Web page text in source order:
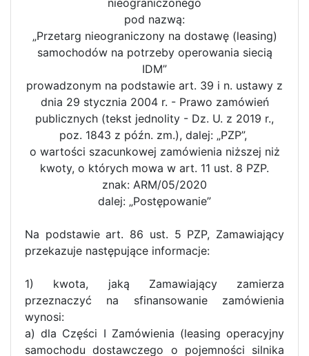
pod nazwą:
„Przetarg nieograniczony na dostawę (leasing)
samochodów na potrzeby operowania siecią
IDM”
prowadzonym na podstawie art. 39 i n. ustawy z
dnia 29 stycznia 2004 r. - Prawo zamówień
publicznych (tekst jednolity - Dz. U. z 2019 r.,
poz. 1843 z późn. zm.), dalej: „PZP”,
o wartości szacunkowej zamówienia niższej niż
kwoty, o których mowa w art. 11 ust. 8 PZP.
znak: ARM/05/2020
dalej: „Postępowanie”
Na podstawie art. 86 ust. 5 PZP, Zamawiający
przekazuje następujące informacje:
1) kwota, jaką Zamawiający zamierza
przeznaczyć na sfinansowanie zamówienia
wynosi:
a) dla Części I Zamówienia (leasing operacyjny
samochodu dostawczego o pojemności silnika